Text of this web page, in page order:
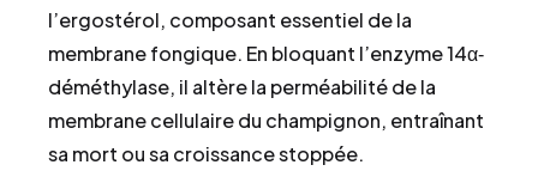
l’ergostérol, composant essentiel de la
membrane fongique. En bloquant l’enzyme 14α‐
déméthylase, il altère la perméabilité de la
membrane cellulaire du champignon, entraînant
sa mort ou sa croissance stoppée.